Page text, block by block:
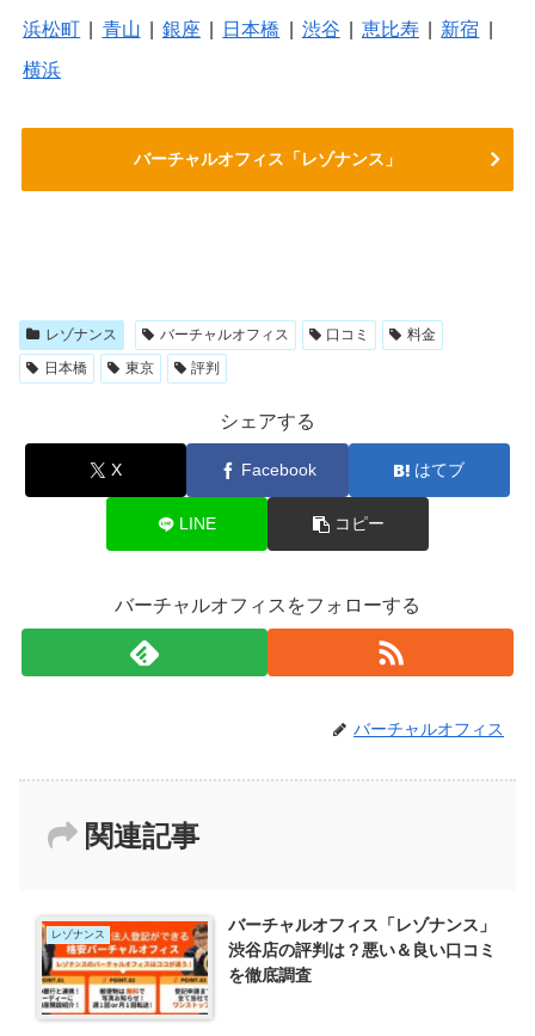
浜松町 青山 銀座 日本橋 渋谷 恵比寿 新宿
横浜
バーチャルオフィス「レゾナンス」
レゾナンス バーチャルオフィス 口コミ
料金
日本橋
東京 評判
シェアする
X Facebook はてブ
LINE コピー
バーチャルオフィスをフォローする
バーチャルオフィス
関連記事
レゾナンス
バーチャルオフィス「レゾナンス」
渋谷店の評判は？悪い＆良い口コミ
を徹底調査